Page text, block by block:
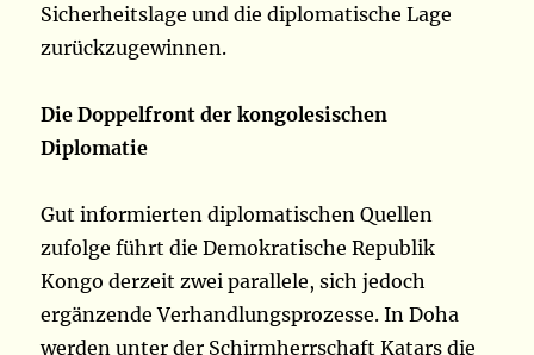
Sicherheitslage und die diplomatische Lage
zurückzugewinnen.
Die Doppelfront der kongolesischen
Diplomatie
Gut informierten diplomatischen Quellen
zufolge führt die Demokratische Republik
Kongo derzeit zwei parallele, sich jedoch
ergänzende Verhandlungsprozesse. In Doha
werden unter der Schirmherrschaft Katars die